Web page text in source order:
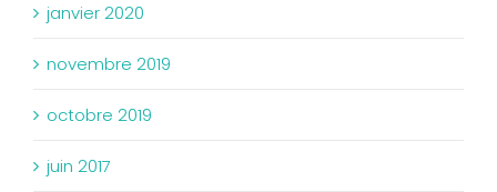
janvier 2020
novembre 2019
octobre 2019
juin 2017